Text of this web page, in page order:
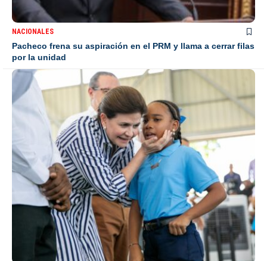
NACIONALES
Pacheco frena su aspiración en el PRM y llama a cerrar filas
por la unidad